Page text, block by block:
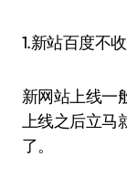
1.新站百度不
新网站上线一
上线之后立马
了。